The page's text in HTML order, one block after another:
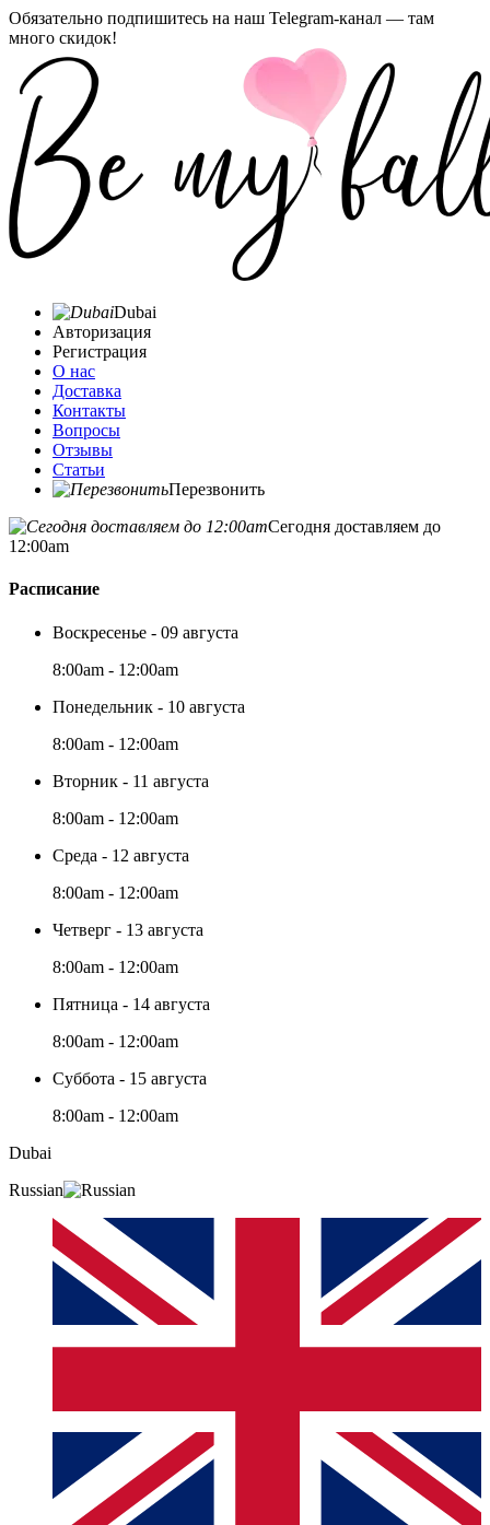
Обязательно подпишитесь на наш Telegram-канал — там
много скидок!
Dubai
Авторизация
Регистрация
О нас
Доставка
Контакты
Вопросы
Отзывы
Статьи
Перезвонить
Сегодня доставляем до
12:00am
Расписание
Воскресенье - 09 августа
8:00am - 12:00am
Понедельник - 10 августа
8:00am - 12:00am
Вторник - 11 августа
8:00am - 12:00am
Среда - 12 августа
8:00am - 12:00am
Четверг - 13 августа
8:00am - 12:00am
Пятница - 14 августа
8:00am - 12:00am
Суббота - 15 августа
8:00am - 12:00am
Dubai
Russian